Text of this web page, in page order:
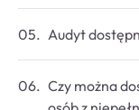
Audyt
Czy można